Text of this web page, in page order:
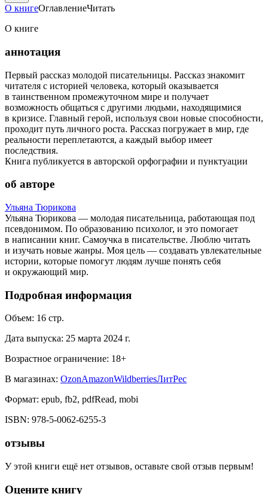
О книгеОглавлениеЧитать
О книге
аннотация
Первый рассказ молодой писательницы. Рассказ знакомит
читателя с историей человека, который оказывается
в таинственном промежуточном мире и получает
возможность общаться с другими людьми, находящимися
в кризисе. Главный герой, используя свои новые способности,
проходит путь личного роста. Рассказ погружает в мир, где
реальности переплетаются, а каждый выбор имеет
последствия.
Книга публикуется в авторской орфографии и пунктуации
об авторе
Ульяна Тюрикова
Ульяна Тюрикова — молодая писательница, работающая под
псевдонимом. По образованию психолог, и это помогает
в написании книг. Самоучка в писательстве. Люблю читать
и изучать новые жанры. Моя цель — создавать увлекательные
истории, которые помогут людям лучше понять себя
и окружающий мир.
Подробная информация
Объем: 16 стр.
Дата выпуска: 25 марта 2024 г.
Возрастное ограничение: 18+
В магазинах: OzonAmazonWildberriesЛитРес
Формат: epub, fb2, pdfRead, mobi
ISBN: 978-5-0062-6255-3
отзывы
У этой книги ещё нет отзывов, оставьте свой отзыв первым!
Оцените книгу